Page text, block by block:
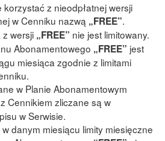
z nieodpłatnej wersji
w Cenniku nazwą „FREE”.
wersji „FREE” nie jest limitowany.
Abonamentowego „FREE” jest
miesiąca zgodnie z limitami
w Planie Abonamentowym
Cennikiem zliczane są w
w Serwisie.
danym miesiącu limity miesięczne